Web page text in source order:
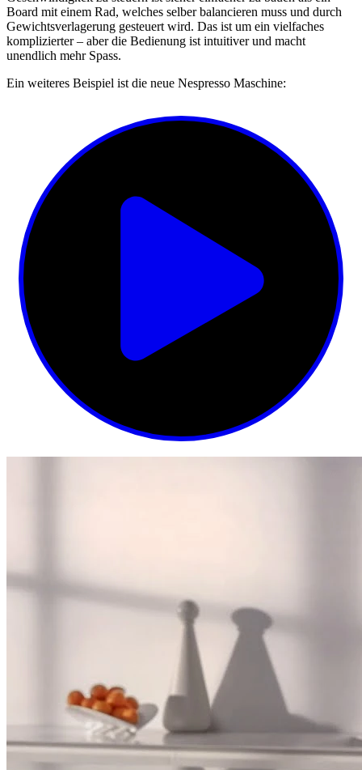
Board mit einem Rad, welches selber balancieren muss und durch
Gewichtsverlagerung gesteuert wird. Das ist um ein vielfaches
komplizierter – aber die Bedienung ist intuitiver und macht
unendlich mehr Spass.
Ein weiteres Beispiel ist die neue Nespresso Maschine: